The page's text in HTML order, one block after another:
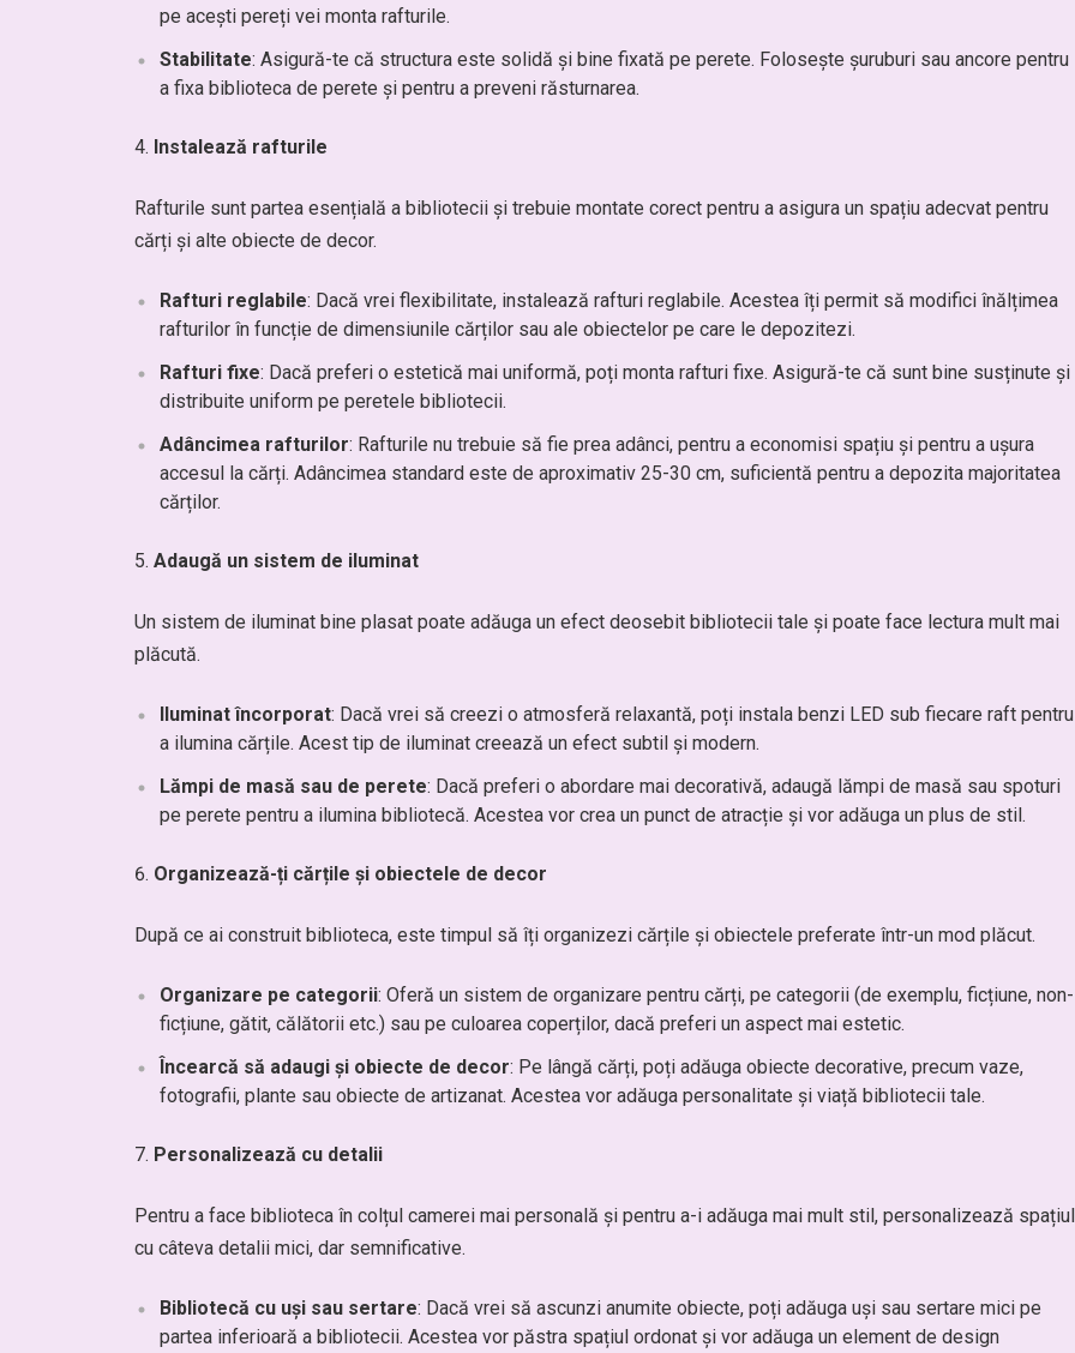
pe acești pereți vei monta rafturile.
Stabilitate: Asigură-te că structura este solidă și bine fixată pe perete. Folosește șuruburi sau ancore pentru
a fixa biblioteca de perete și pentru a preveni răsturnarea.
Instalează rafturile
Rafturile sunt partea esențială a bibliotecii și trebuie montate corect pentru a asigura un spațiu adecvat pentru
cărți și alte obiecte de decor.
Rafturi reglabile: Dacă vrei flexibilitate, instalează rafturi reglabile. Acestea îți permit să modifici înălțimea
rafturilor în funcție de dimensiunile cărților sau ale obiectelor pe care le depozitezi.
Rafturi fixe: Dacă preferi o estetică mai uniformă, poți monta rafturi fixe. Asigură-te că sunt bine susținute și
distribuite uniform pe peretele bibliotecii.
Adâncimea rafturilor: Rafturile nu trebuie să fie prea adânci, pentru a economisi spațiu și pentru a ușura
accesul la cărți. Adâncimea standard este de aproximativ 25-30 cm, suficientă pentru a depozita majoritatea
cărților.
Adaugă un sistem de iluminat
Un sistem de iluminat bine plasat poate adăuga un efect deosebit bibliotecii tale și poate face lectura mult mai
plăcută.
Iluminat încorporat: Dacă vrei să creezi o atmosferă relaxantă, poți instala benzi LED sub fiecare raft pentru
a ilumina cărțile. Acest tip de iluminat creează un efect subtil și modern.
Lămpi de masă sau de perete: Dacă preferi o abordare mai decorativă, adaugă lămpi de masă sau spoturi
pe perete pentru a ilumina bibliotecă. Acestea vor crea un punct de atracție și vor adăuga un plus de stil.
Organizează-ți cărțile și obiectele de decor
După ce ai construit biblioteca, este timpul să îți organizezi cărțile și obiectele preferate într-un mod plăcut.
Organizare pe categorii: Oferă un sistem de organizare pentru cărți, pe categorii (de exemplu, ficțiune, non-
ficțiune, gătit, călătorii etc.) sau pe culoarea coperților, dacă preferi un aspect mai estetic.
Încearcă să adaugi și obiecte de decor: Pe lângă cărți, poți adăuga obiecte decorative, precum vaze,
fotografii, plante sau obiecte de artizanat. Acestea vor adăuga personalitate și viață bibliotecii tale.
Personalizează cu detalii
Pentru a face biblioteca în colțul camerei mai personală și pentru a-i adăuga mai mult stil, personalizează spațiul
cu câteva detalii mici, dar semnificative.
Bibliotecă cu uși sau sertare: Dacă vrei să ascunzi anumite obiecte, poți adăuga uși sau sertare mici pe
partea inferioară a bibliotecii. Acestea vor păstra spațiul ordonat și vor adăuga un element de design